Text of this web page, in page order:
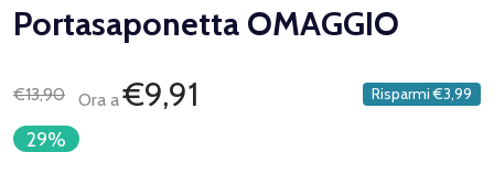
Portasaponetta OMAGGIO
€13,90 Ora a€9,91 Risparmi €3,99
29%